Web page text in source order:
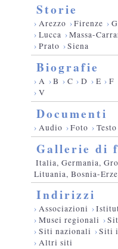
Storie
› Arezzo ›Firenze ›
› Lucca ›Massa-
› Prato ›Siena
Biografie
› A ›B › C › D › E › F
› V
Documenti
› Audio ›Foto › Testo
Gallerie di
Italia, Germania,
Lituania, Bosnia-
Indirizzi
› Associazioni ›
› Musei regionali ›
› Siti nazionali ›Siti
› Altri siti